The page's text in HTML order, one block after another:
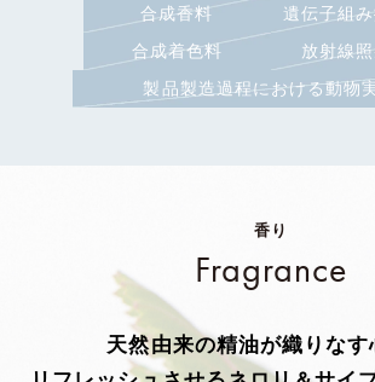
合成香料
遺伝子組
合成着色料
放射線
製品製造過程における動物
香り
Fragrance
天然由来の精油が織りなす